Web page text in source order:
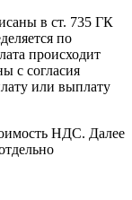
в ст. 735 ГК
по
происходит
с согласия
или выплату
НДС. Далее